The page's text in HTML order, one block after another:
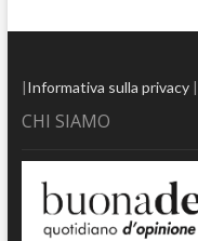
|Informativa sulla privacy|
CHI SIAMO